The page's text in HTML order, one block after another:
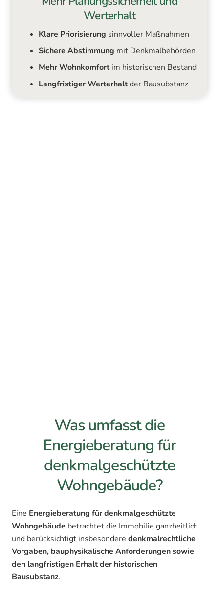
Werterhalt
Klare Priorisierung sinnvoller Maßnahmen
Sichere Abstimmung mit Denkmalbehörden
Mehr Wohnkomfortim historischen Bestand
Langfristiger Werterhaltder Bausubstanz
Was umfasst die
Energieberatung für
denkmalgeschützte
Wohngebäude?
Eine Energieberatung für denkmalgeschützte
Wohngebäude betrachtet die Immobilie ganzheitlich
und berücksichtigt insbesondere denkmalrechtliche
Vorgaben, bauphysikalische Anforderungen sowie
den langfristigen Erhalt der historischen
Bausubstanz.